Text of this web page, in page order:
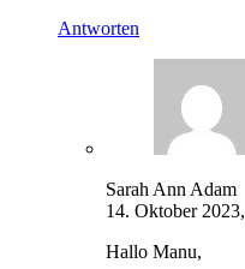
Antworten
Sarah Ann Adam
14. Oktober 2023,
Hallo Manu,